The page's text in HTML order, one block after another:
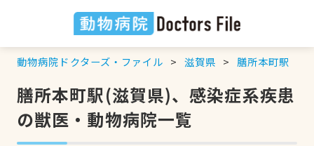
動物病院ドクターズ・ファイル 滋賀県 膳所本町駅
膳所本町駅(滋賀県)、感染症系疾患
の獣医・動物病院一覧